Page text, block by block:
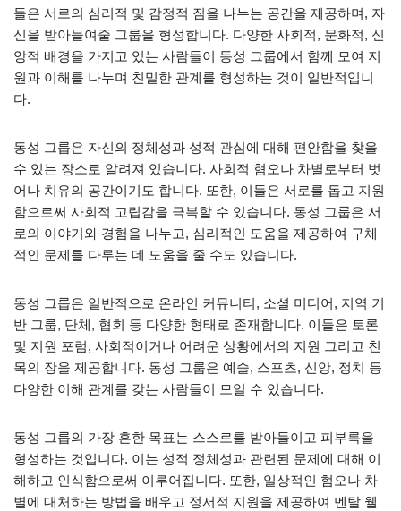
들은 서로의 심리적 및 감정적 짐을 나누는 공간을 제공하며, 자
신을 받아들여줄 그룹을 형성합니다. 다양한 사회적, 문화적, 신
앙적 배경을 가지고 있는 사람들이 동성 그룹에서 함께 모여 지
원과 이해를 나누며 친밀한 관계를 형성하는 것이 일반적입니
다.
동성 그룹은 자신의 정체성과 성적 관심에 대해 편안함을 찾을
수 있는 장소로 알려져 있습니다. 사회적 혐오나 차별로부터 벗
어나 치유의 공간이기도 합니다. 또한, 이들은 서로를 돕고 지원
함으로써 사회적 고립감을 극복할 수 있습니다. 동성 그룹은 서
로의 이야기와 경험을 나누고, 심리적인 도움을 제공하여 구체
적인 문제를 다루는 데 도움을 줄 수도 있습니다.
동성 그룹은 일반적으로 온라인 커뮤니티, 소셜 미디어, 지역 기
반 그룹, 단체, 협회 등 다양한 형태로 존재합니다. 이들은 토론
및 지원 포럼, 사회적이거나 어려운 상황에서의 지원 그리고 친
목의 장을 제공합니다. 동성 그룹은 예술, 스포츠, 신앙, 정치 등
다양한 이해 관계를 갖는 사람들이 모일 수 있습니다.
동성 그룹의 가장 흔한 목표는 스스로를 받아들이고 피부록을
형성하는 것입니다. 이는 성적 정체성과 관련된 문제에 대해 이
해하고 인식함으로써 이루어집니다. 또한, 일상적인 혐오나 차
별에 대처하는 방법을 배우고 정서적 지원을 제공하여 멘탈 웰